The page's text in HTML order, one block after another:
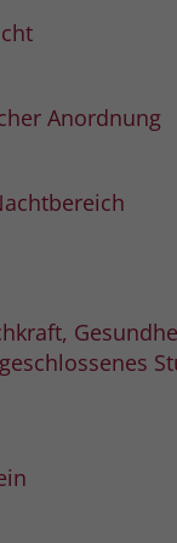
Anordnung
sodass erzielte
oder
zugewiesen